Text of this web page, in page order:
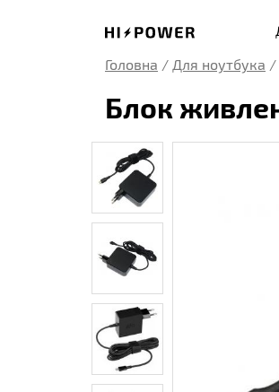
Головна / Для ноутбука /
Блок